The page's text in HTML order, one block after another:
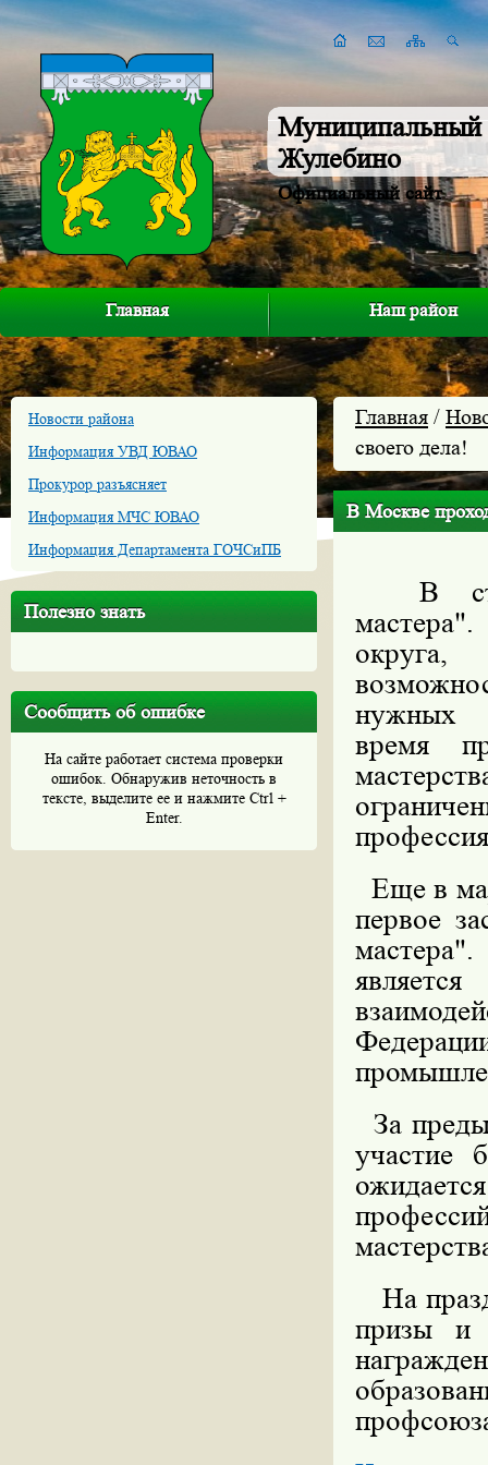
Муниципальный
Жулебино
Официальный сайт
Главная Наш район
Новости района
Информация УВД ЮВАО
Прокурор разъясняет
Информация МЧС ЮВАО
Информация Департамента ГОЧСиПБ
Полезно знать
Сообщить об ошибке
На сайте работает система проверки
ошибок. Обнаружив неточность в
тексте, выделите ее и нажмите Ctrl +
Enter.
Главная /
своего дела!
В Москве
В
время
Еще в
первое
За
участие
На
призы и